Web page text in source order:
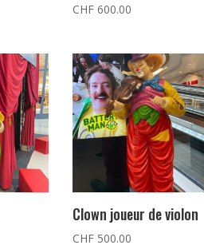
CHF 600.00
Clown joueur de violon
CHF 500.00